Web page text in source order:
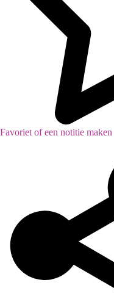
Favoriet of een notitie maken